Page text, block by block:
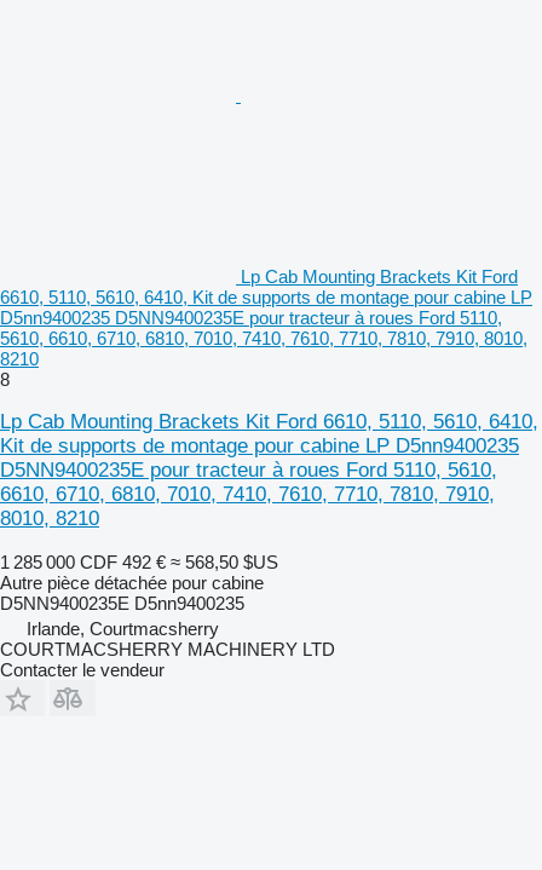
Lp Cab Mounting Brackets Kit Ford
6610, 5110, 5610, 6410, Kit de supports de montage pour cabine LP
D5nn9400235 D5NN9400235E pour tracteur à roues Ford 5110,
5610, 6610, 6710, 6810, 7010, 7410, 7610, 7710, 7810, 7910, 8010,
8210
8
Lp Cab Mounting Brackets Kit Ford 6610, 5110, 5610, 6410,
Kit de supports de montage pour cabine LP D5nn9400235
D5NN9400235E pour tracteur à roues Ford 5110, 5610,
6610, 6710, 6810, 7010, 7410, 7610, 7710, 7810, 7910,
8010, 8210
1 285 000 CDF 492 € ≈ 568,50 $US
Autre pièce détachée pour cabine
D5NN9400235E D5nn9400235
Irlande, Courtmacsherry
COURTMACSHERRY MACHINERY LTD
Contacter le vendeur